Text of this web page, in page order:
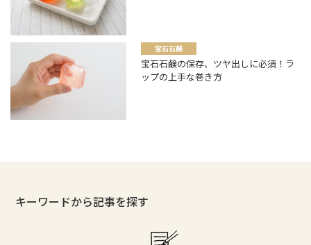
宝石石鹸
宝石石鹸の保存、ツヤ出しに必須！ラ
ップの上手な巻き方
キーワードから記事を探す